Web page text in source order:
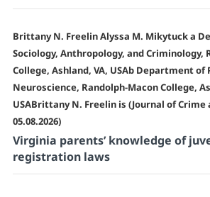
Brittany N. Freelin Alyssa M. Mikytuck a
Sociology, Anthropology, and Criminology,
College, Ashland, VA, USAb Department of
Neuroscience, Randolph-Macon College,
USABrittany N. Freelin is (Journal of Crime
05.08.2026)
Virginia parents’ knowledge of
registration laws